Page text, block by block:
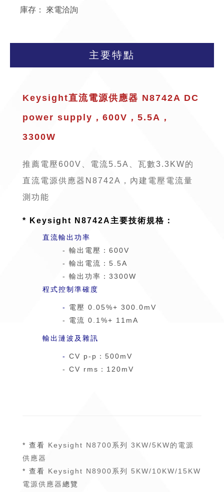
庫存： 來電洽詢
主要特點
Keysight直流電源供應器 N8742A DC
power supply，600V，5.5A，
3300W
推薦電壓600V、電流5.5A、瓦數3.3KW的
直流電源供應器N8742A，內建電壓電流量
測功能
* Keysight N8742A主要技術規格：
直流輸出功率
- 輸出電壓：600V
- 輸出電流：5.5A
- 輸出功率：3300W
程式控制準確度
- 電壓 0.05%+ 300.0mV
- 電流 0.1%+ 11mA
輸出漣波及雜訊
- CV p-p：500mV
- CV rms：120mV
* 查看 Keysight N8700系列 3KW/5KW的電源
供應器
* 查看 Keysight N8900系列 5KW/10KW/15KW
電源供應器總覽